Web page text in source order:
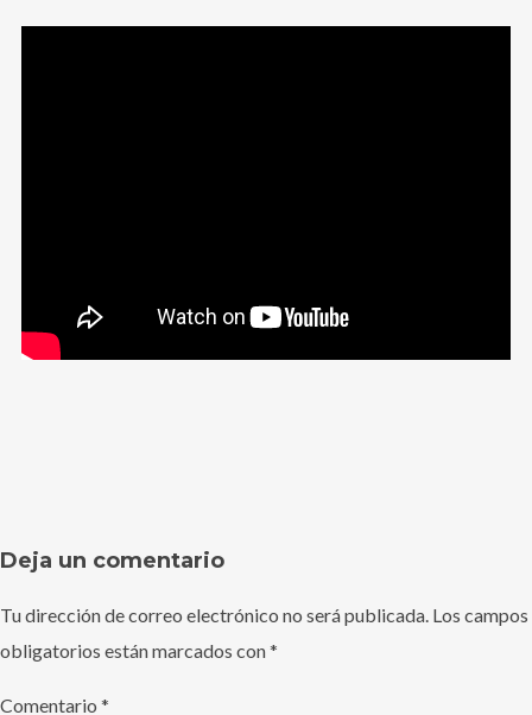
Deja un comentario
Tu dirección de correo electrónico no será publicada. Los campos
obligatorios están marcados con*
Comentario *